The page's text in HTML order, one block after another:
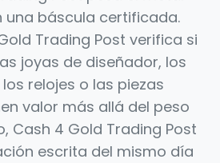
una báscula certificada.
Trading Post verifica si
joyas de diseñador, los
relojes o las piezas
valor más allá del peso
Cash 4 Gold Trading Post
escrita del mismo día